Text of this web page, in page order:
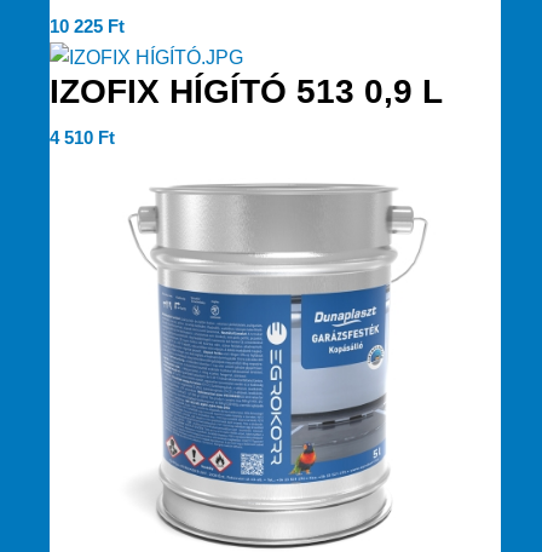
10 225 Ft
IZOFIX HÍGÍTÓ 513 0,9 L
4 510 Ft